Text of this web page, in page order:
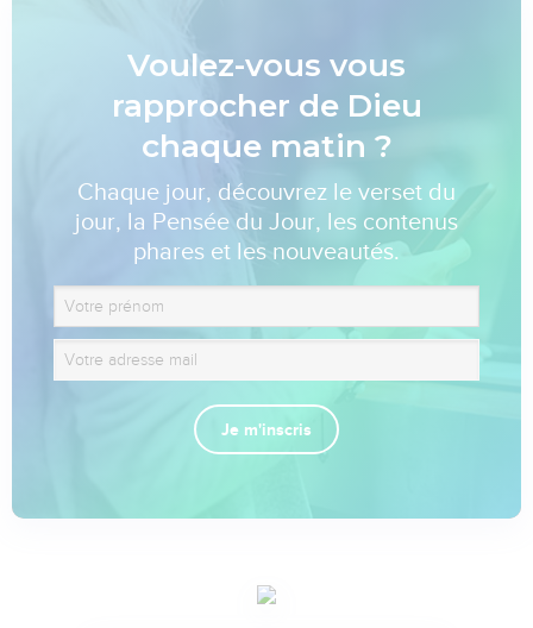
Voulez-vous vous
rapprocher de Dieu
chaque matin ?
Chaque jour, découvrez le verset du
jour, la Pensée du Jour, les contenus
phares et les nouveautés.
Je m'inscris